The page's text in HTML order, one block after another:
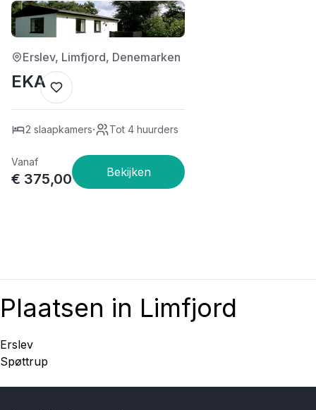
2/5
Erslev, Limfjord, Denemarken
EKA
2 slaapkamers· Tot 4 huurders
Vanaf
€ 375,00
Plaatsen in Limfjord
Erslev
Spøttrup